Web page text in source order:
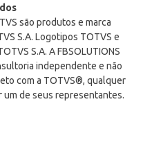
são produtos e marca
S.A. Logotipos TOTVS e
S.A. A FBSOLUTIONS
independente e não
com a TOTVS®, qualquer
um de seus representantes.